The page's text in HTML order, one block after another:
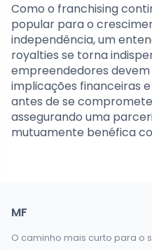
Como o franchising
popular para o
independência, um
royalties se torna
empreendedores
implicações financeiras
antes de se
assegurando uma
mutuamente benéfica
MF
O caminho mais curto para o